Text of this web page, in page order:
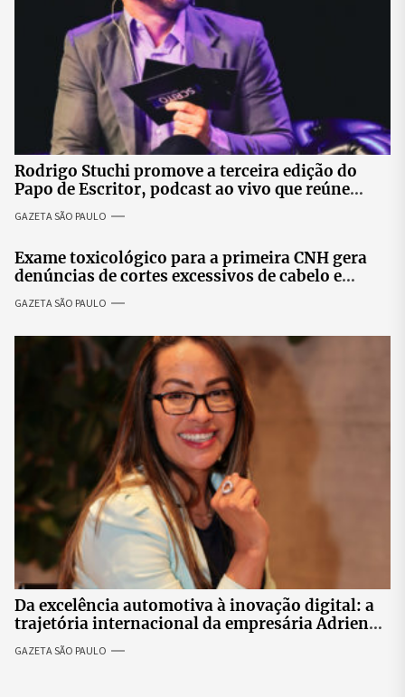
Rodrigo Stuchi promove a terceira edição do
Papo de Escritor, podcast ao vivo que reúne
especialistas para discutir saúde mental e
prosperidade.
GAZETA SÃO PAULO
Exame toxicológico para a primeira CNH gera
denúncias de cortes excessivos de cabelo e
revolta entre candidatas
GAZETA SÃO PAULO
Da excelência automotiva à inovação digital: a
trajetória internacional da empresária Adriene
GAZETA SÃO PAULO